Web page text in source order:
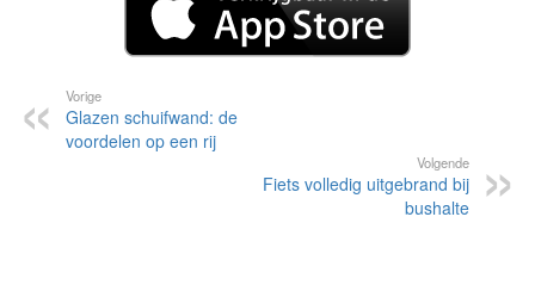
Vorige
Glazen schuifwand: de
voordelen op een rij
Volgende
Fiets volledig uitgebrand bij
bushalte